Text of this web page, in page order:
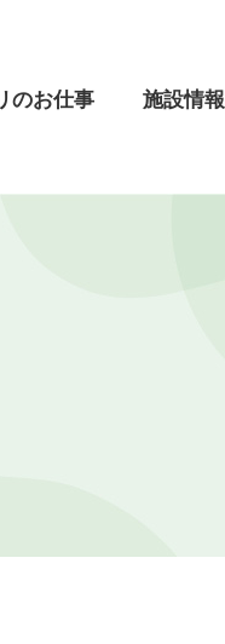
のお仕事 施設情報